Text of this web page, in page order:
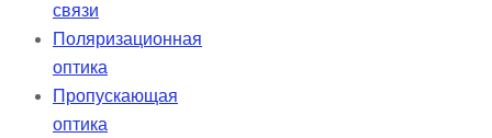
связи
Поляризационная
оптика
Пропускающая
оптика